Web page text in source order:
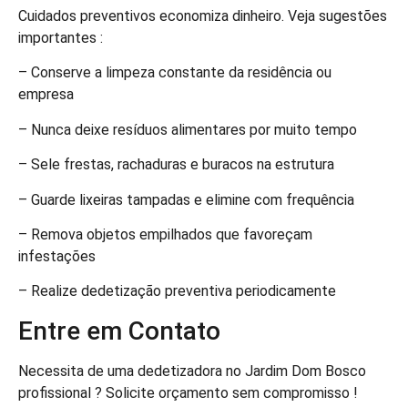
Cuidados preventivos economiza dinheiro. Veja sugestões
importantes :
– Conserve a limpeza constante da residência ou
empresa
– Nunca deixe resíduos alimentares por muito tempo
– Sele frestas, rachaduras e buracos na estrutura
– Guarde lixeiras tampadas e elimine com frequência
– Remova objetos empilhados que favoreçam
infestações
– Realize dedetização preventiva periodicamente
Entre em Contato
Necessita de uma dedetizadora no Jardim Dom Bosco
profissional ? Solicite orçamento sem compromisso !